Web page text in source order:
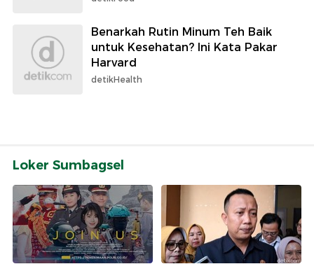
Benarkah Rutin Minum Teh Baik
untuk Kesehatan? Ini Kata Pakar
Harvard
detikHealth
Loker Sumbagsel